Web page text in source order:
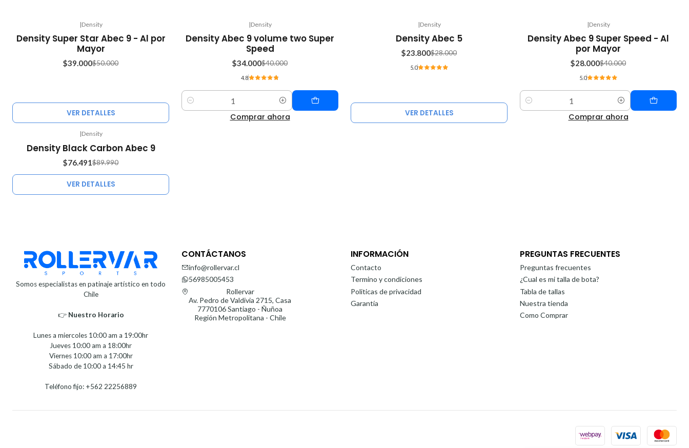
-22%
OFF
|Density
Density Super Star Abec 9 - Al por
Mayor
$39.000$50.000
VER DETALLES
-15%
OFF
|Density
Density Abec 9 volume two Super
Speed
$34.000$40.000
4.8
Cantidad
Comprar ahora
|Density
Density Abec 5
$23.800$28.000
5.0
VER DETALLES
-30%
OFF
|Density
Density Abec 9 Super Speed - Al
por Mayor
$28.000$40.000
5.0
Cantidad
Comprar ahora
-15%
OFF
|Density
Density Black Carbon Abec 9
$76.491$89.990
VER DETALLES
Somos especialistas en patinaje artístico en todo
Chile
👉 Nuestro Horario⁣⁣
Lunes a miercoles 10:00 am a 19:00hr
Jueves 10:00 am a 18:00hr
Viernes 10:00 am a 17:00hr
Sábado de 10:00 a 14:45 hr
Teléfono fijo: +562 22256889
CONTÁCTANOS
info@rollervar.cl
56985005453
Rollervar
Av. Pedro de Valdivia 2715, Casa
7770106 Santiago - Ñuñoa
Región Metropolitana - Chile
INFORMACIÓN
Contacto
Termino y condiciones
Politicas de privacidad
Garantía
PREGUNTAS FRECUENTES
Preguntas frecuentes
¿Cual es mi talla de bota?
Tabla de tallas
Nuestra tienda
Como Comprar